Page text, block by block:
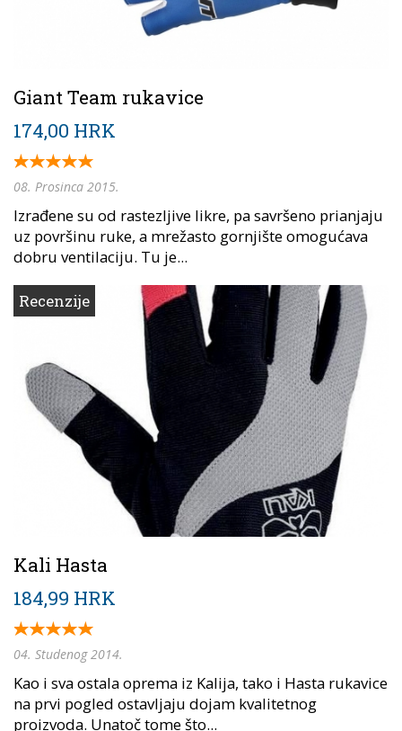
Giant Team rukavice
174,00 HRK
08. Prosinca 2015.
Izrađene su od rastezljive likre, pa savršeno prianjaju
uz površinu ruke, a mrežasto gornjište omogućava
dobru ventilaciju. Tu je...
Recenzije
Kali Hasta
184,99 HRK
04. Studenog 2014.
Kao i sva ostala oprema iz Kalija, tako i Hasta rukavice
na prvi pogled ostavljaju dojam kvalitetnog
proizvoda. Unatoč tome što...